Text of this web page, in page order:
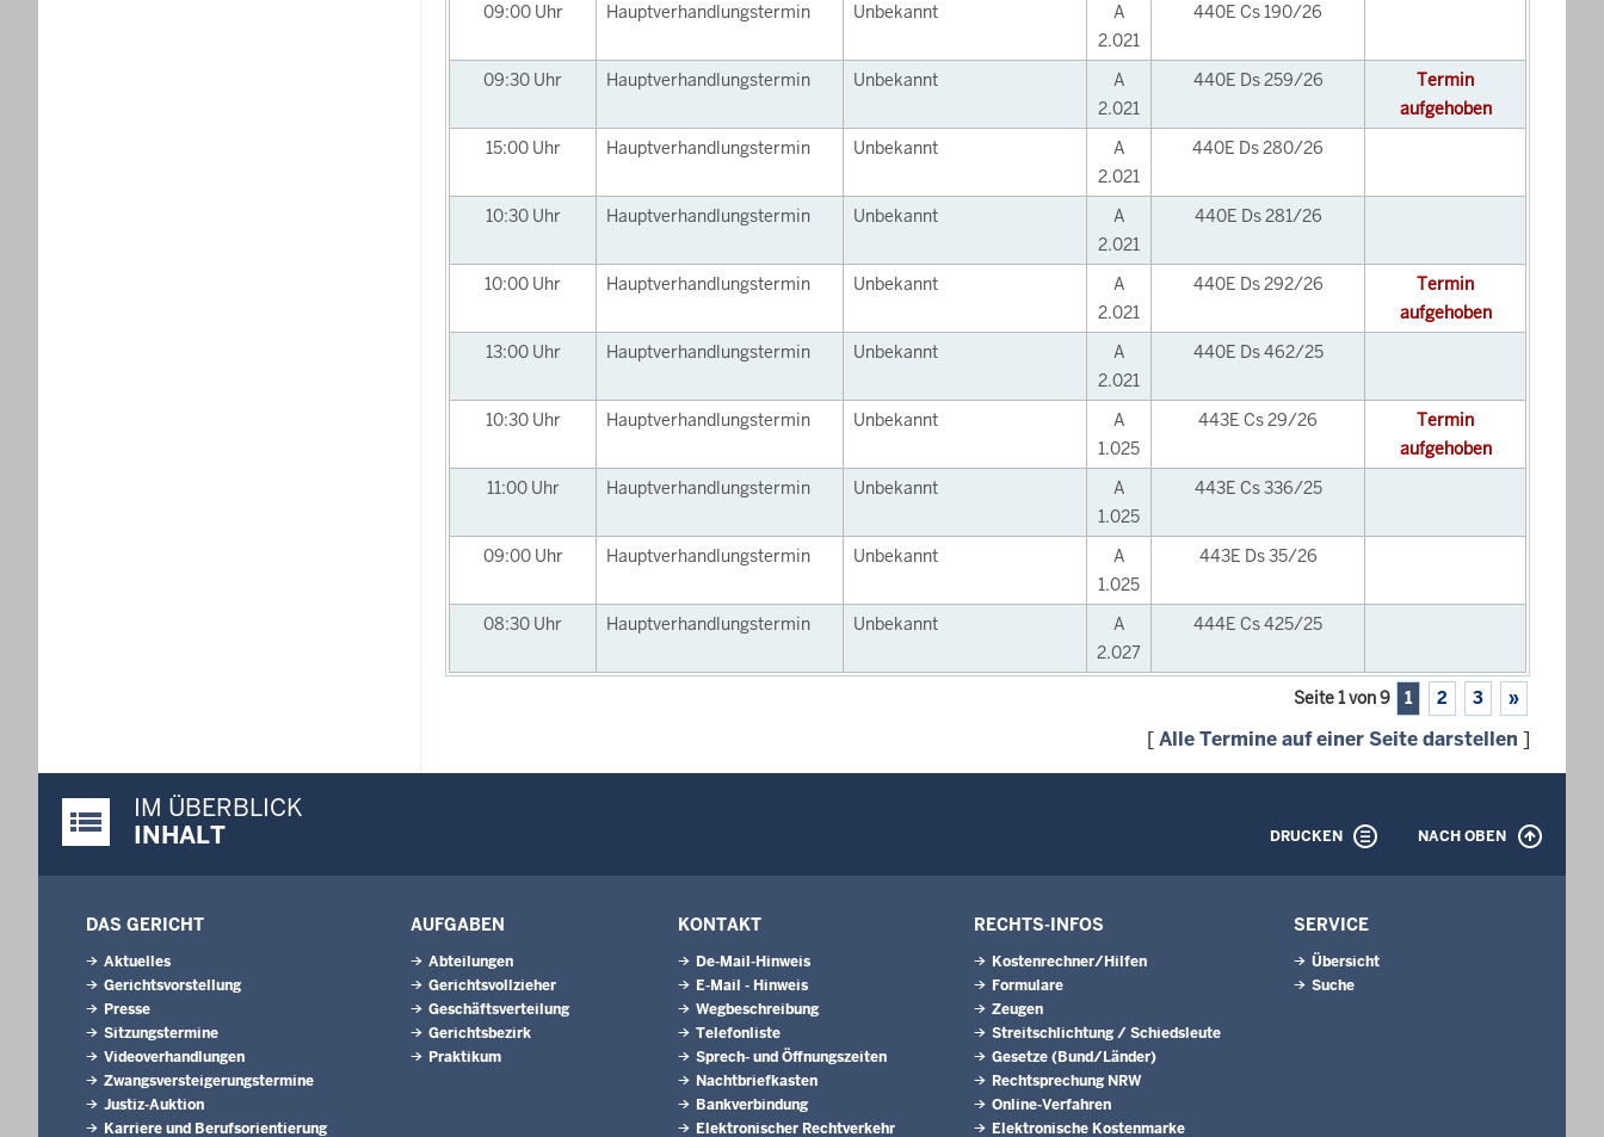
09:00 Uhr Hauptverhandlungstermin Unbekannt
A
2.021
440E Cs 190/26
09:30 Uhr Hauptverhandlungstermin Unbekannt
A
2.021
440E Ds 259/26
Termin
aufgehoben
15:00 Uhr Hauptverhandlungstermin Unbekannt
A
2.021
440E Ds 280/26
10:30 Uhr Hauptverhandlungstermin Unbekannt
A
2.021
440E Ds 281/26
10:00 Uhr Hauptverhandlungstermin Unbekannt
A
2.021
440E Ds 292/26
Termin
aufgehoben
13:00 Uhr Hauptverhandlungstermin Unbekannt
A
2.021
440E Ds 462/25
10:30 Uhr Hauptverhandlungstermin Unbekannt
A
1.025
443E Cs 29/26
Termin
aufgehoben
11:00 Uhr Hauptverhandlungstermin Unbekannt
A
1.025
443E Cs 336/25
09:00 Uhr Hauptverhandlungstermin Unbekannt
A
1.025
443E Ds 35/26
08:30 Uhr Hauptverhandlungstermin Unbekannt
A
2.027
444E Cs 425/25
Seite 1 von 9 1 2 3 »
[Alle Termine auf einer Seite darstellen ]
Justiz-Portal im Überblick:
IM ÜBERBLICK
INHALT
DRUCKEN NACH OBEN
DAS GERICHT
Aktuelles
Gerichtsvorstellung
Presse
Sitzungstermine
Videoverhandlungen
Zwangsversteigerungs­termine
Justiz-Auktion
Karriere und Berufsorientierung
AUFGABEN
Abteilungen
Gerichtsvollzieher
Geschäftsverteilung
Gerichtsbezirk
Praktikum
KONTAKT
De-Mail-Hinweis
E-Mail - Hinweis
Wegbeschreibung
Telefonliste
Sprech- und Öffnungszeiten
Nachtbriefkasten
Bankverbindung
Elektronischer Rechtverkehr
RECHTS-INFOS
Kostenrechner/Hilfen
Formulare
Zeugen
Streitschlichtung / Schiedsleute
Gesetze (Bund/Länder)
Rechtsprechung NRW
Online-Verfahren
Elektronische Kostenmarke
SERVICE
Übersicht
Suche